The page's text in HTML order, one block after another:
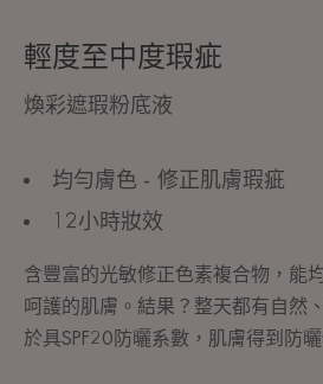
輕度至中度瑕疵
煥彩遮瑕粉底液
均勻膚色 - 修正肌膚瑕疵
12小時妝效
含豐富的光敏修正色素複合物，能
呵護的肌膚。結果？整天都有自然
於具SPF20防曬系數，肌膚得到防曬